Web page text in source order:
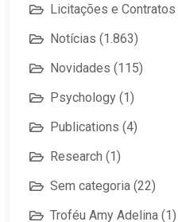
Licitações e Contratos
Notícias (1.863)
Novidades (115)
Psychology (1)
Publications (4)
Research (1)
Sem categoria (22)
Troféu Amy Adelina (1)